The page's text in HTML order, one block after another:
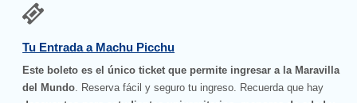
Tu Entrada a Machu Picchu
Este boleto es el único ticket que permite ingresar a la Maravilla
del Mundo . Reserva fácil y seguro tu ingreso. Recuerda que hay